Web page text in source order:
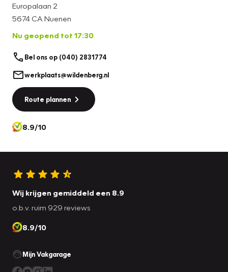
Europalaan 2
5674 CA Nuenen
Nu geopend tot 17:30
Bel ons op (040) 2831774
werkplaats@wildenberg.nl
Route plannen
8.9/10
Wij krijgen gemiddeld een 8.9
o.b.v. ruim 929 reviews
8.9/10
Mijn Vakgarage